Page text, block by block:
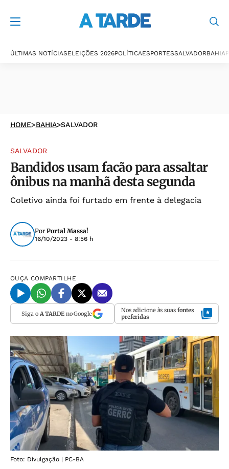
ÚLTIMAS NOTÍCIASELEIÇÕES 2026POLÍTICAESPORTESSALVADORBAHIA
HOME>BAHIA>SALVADOR
SALVADOR
Bandidos usam facão para assaltar
ônibus na manhã desta segunda
Coletivo ainda foi furtado em frente à delegacia
Por Portal Massa!
16/10/2023 - 8:56 h
OUÇA COMPARTILHE
Siga o A TARDEno Google Nos adicione às suas fontes
preferidas
Foto: Divulgação | PC-BA